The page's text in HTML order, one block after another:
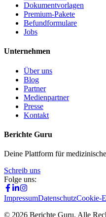
Dokumentvorlagen
Premium-Pakete
Befundformulare
Jobs
Unternehmen
Über uns
Blog
Partner
Medienpartner
Presse
Kontakt
Berichte Guru
Deine Plattform für
Schreib uns
Folge uns:
ImpressumDatenschutzCookie-
© 2026 Berichte Guru. Alle